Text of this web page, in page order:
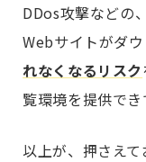
DDos攻撃などの
Webサイトがダ
れなくなるリスク
覧環境を提供で
以上が、押さえ